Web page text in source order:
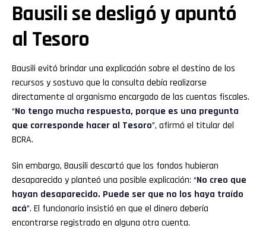
Bausili se desligó y apuntó
al Tesoro
Bausili evitó brindar una explicación sobre el destino de los
recursos y sostuvo que la consulta debía realizarse
directamente al organismo encargado de las cuentas fiscales.
“No tengo mucha respuesta, porque es una pregunta
que corresponde hacer al Tesoro”, afirmó el titular del
BCRA.
Sin embargo, Bausili descartó que los fondos hubieran
desaparecido y planteó una posible explicación: “No creo que
hayan desaparecido. Puede ser que no los haya traído
acá”. El funcionario insistió en que el dinero debería
encontrarse registrado en alguna otra cuenta.